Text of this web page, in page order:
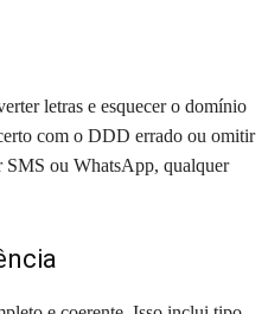
letras e esquecer o domínio
com o DDD errado ou omitir
SMS ou WhatsApp, qualquer